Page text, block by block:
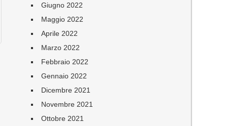
Giugno 2022
Maggio 2022
Aprile 2022
Marzo 2022
Febbraio 2022
Gennaio 2022
Dicembre 2021
Novembre 2021
Ottobre 2021